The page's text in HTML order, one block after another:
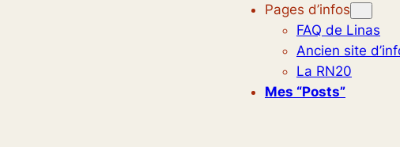
Pages d’infos
FAQ de Linas
Ancien site
La RN20
Mes “posts”